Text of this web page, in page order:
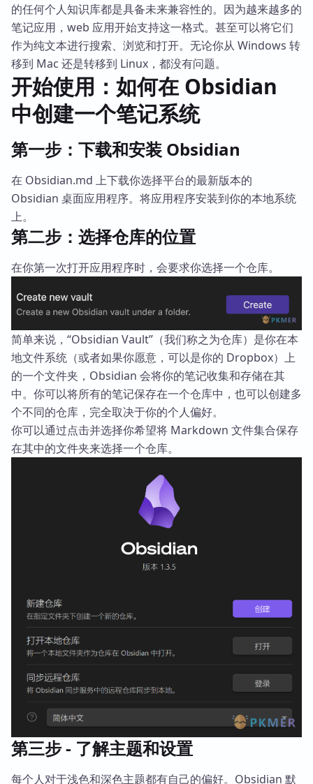
的任何个人知识库都是具备未来兼容性的。因为越来越多的
笔记应用，web 应用开始支持这一格式。甚至可以将它们
作为纯文本进行搜索、浏览和打开。无论你从 Windows 转
移到 Mac 还是转移到 Linux，都没有问题。
开始使用：如何在 Obsidian
中创建一个笔记系统
第一步：下载和安装 Obsidian
在 Obsidian.md 上下载你选择平台的最新版本的
Obsidian 桌面应用程序。将应用程序安装到你的本地系统
上。
第二步：选择仓库的位置
在你第一次打开应用程序时，会要求你选择一个仓库。
简单来说，“Obsidian Vault”（我们称之为仓库）是你在本
地文件系统（或者如果你愿意，可以是你的 Dropbox）上
的一个文件夹，Obsidian 会将你的笔记收集和存储在其
中。你可以将所有的笔记保存在一个仓库中，也可以创建多
个不同的仓库，完全取决于你的个人偏好。
你可以通过点击并选择你希望将 Markdown 文件集合保存
在其中的文件夹来选择一个仓库。
第三步 - 了解主题和设置
每个人对于浅色和深色主题都有自己的偏好。Obsidian 默